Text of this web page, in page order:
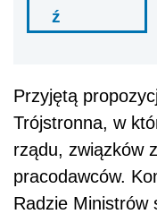
ź
Przyjętą
Trójstronna, w
rządu, związków
pracodawców.
Radzie Ministrów